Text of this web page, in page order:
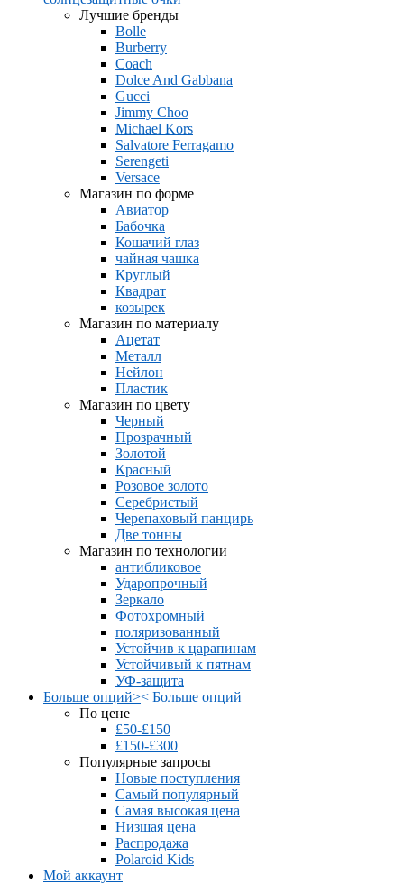
Лучшие бренды
Bolle
Burberry
Coach
Dolce And Gabbana
Gucci
Jimmy Choo
Michael Kors
Salvatore Ferragamo
Serengeti
Versace
Магазин по форме
Авиатор
Бабочка
Кошачий глаз
чайная чашка
Круглый
Квадрат
козырек
Магазин по материалу
Ацетат
Металл
Нейлон
Пластик
Магазин по цвету
Черный
Прозрачный
Золотой
Красный
Розовое золото
Серебристый
Черепаховый панцирь
Две тонны
Магазин по технологии
антибликовое
Ударопрочный
Зеркало
Фотохромный
поляризованный
Устойчив к царапинам
Устойчивый к пятнам
УФ-защита
Больше опций>< Больше опций
По цене
£50-£150
£150-£300
Популярные запросы
Новые поступления
Самый популярный
Самая высокая цена
Низшая цена
Распродажа
Polaroid Kids
Мой аккаунт